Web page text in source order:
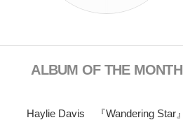
ALBUM OF THE MONTH
Haylie Davis 『Wandering Star』